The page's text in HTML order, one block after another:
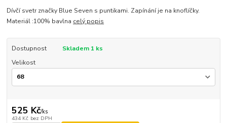
Dívčí svetr značky Blue Seven s puntikami. Zapínání je na knoflíčky.
Materiál :100% bavlna celý popis
Dostupnost
Skladem 1 ks
Velikost
525 Kč/ks
434 Kč bez DPH